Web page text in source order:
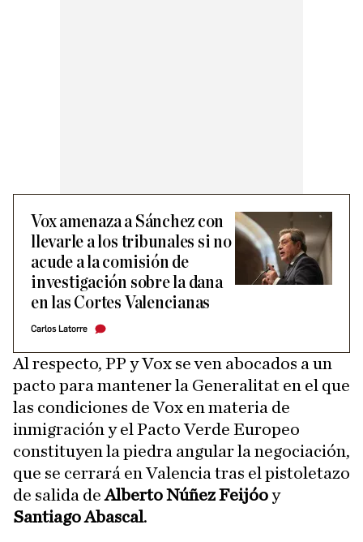
Vox amenaza a Sánchez con
llevarle a los tribunales si no
acude a la comisión de
investigación sobre la dana
en las Cortes Valencianas
Carlos Latorre
Al respecto, PP y Vox se ven abocados a un
pacto para mantener la Generalitat en el que
las condiciones de Vox en materia de
inmigración y el Pacto Verde Europeo
constituyen la piedra angular la negociación,
que se cerrará en Valencia tras el pistoletazo
de salida deAlberto Núñez Feijóoy
Santiago Abascal.